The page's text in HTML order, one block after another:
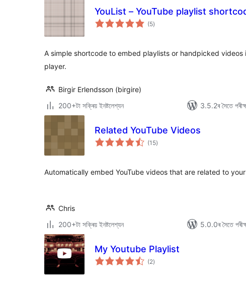
YouList – YouTube playlist
(5টা
মুঠ)
A simple shortcode to embed playlists or handpicked videos
player.
Birgir Erlendsson (birgire)
200+টা সক্ৰিয় ইনষ্টলেশ্যন
3.5.2ৰ সৈতে
Related YouTube Videos
(15টা
মুঠ)
Automatically embed YouTube videos that are related to
Chris
200+টা সক্ৰিয় ইনষ্টলেশ্যন
5.0.0ৰ সৈতে
My Youtube Playlist
(2টা
মুঠ)